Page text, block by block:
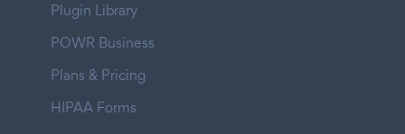
Plugin Library
POWR Business
Plans & Pricing
HIPAA Forms